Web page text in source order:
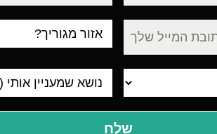
עיר
מגורים